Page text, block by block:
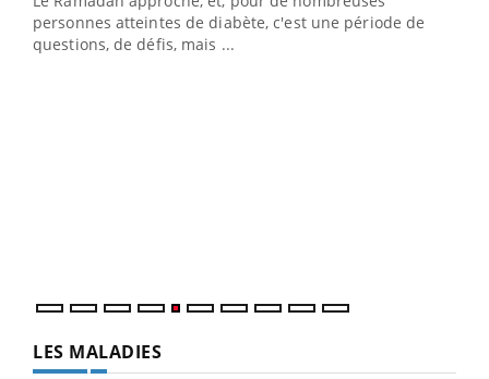
personnes atteintes de diabète, c'est une période de
questions, de défis, mais ...
Un établissement lié à un groupe mutualiste innove en
matière de bilan de santé : l'utilisation d'un « jumeau
LES MALADIES